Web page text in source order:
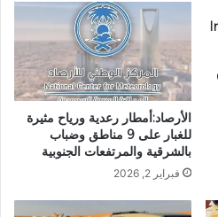
الأرصاد:أمطار رعدية ورياح مثيرة
للغبار على 9 مناطق وضباب
بالشرقية والمرتفعات الجنوبية
فبراير 2, 2026